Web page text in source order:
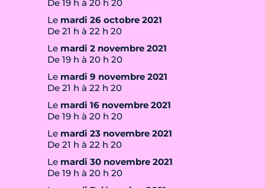
De 19 h à 20 h 20
Le mardi 26 octobre 2021
De 21 h à 22 h 20
Le mardi 2 novembre 2021
De 19 h à 20 h 20
Le mardi 9 novembre 2021
De 21 h à 22 h 20
Le mardi 16 novembre 2021
De 19 h à 20 h 20
Le mardi 23 novembre 2021
De 21 h à 22 h 20
Le mardi 30 novembre 2021
De 19 h à 20 h 20